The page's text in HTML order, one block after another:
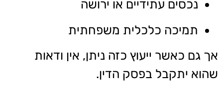
נכסים עתידיים או ירושה
תמיכה כלכלית משפחתית
אך גם כאשר ייעוץ כזה ניתן, אין ודאות
שהוא יתקבל בפסק הדין.